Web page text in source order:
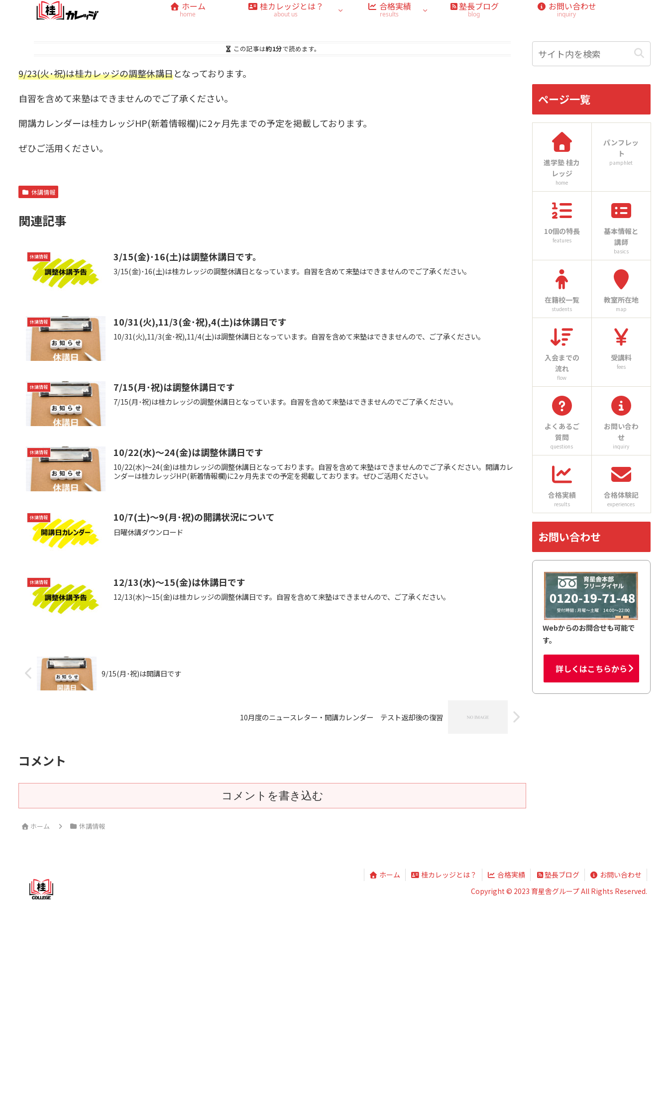
ホーム
home
桂カレッジとは？
about us
合格実績
results
塾長ブログ
blog
お問い合わせ
inquiry
この記事は約1分で読めます。
9/23(火･祝)は桂カレッジの調整休講日となっております。
自習を含めて来塾はできませんのでご了承ください。
開講カレンダーは桂カレッジHP(新着情報欄)に2ヶ月先までの予定を掲載しております。
ぜひご活用ください。
休講情報
関連記事
休講情報 3/15(金)･16(土)は調整休講日です。
3/15(金)･16(土)は桂カレッジの調整休講日となっています。自習を含めて来塾はできませんのでご了承ください。
休講情報 10/31(火),11/3(金･祝),4(土)は休講日です
10/31(火),11/3(金･祝),11/4(土)は調整休講日となっています。自習を含めて来塾はできませんので、ご了承ください。
休講情報 7/15(月･祝)は調整休講日です
7/15(月･祝)は桂カレッジの調整休講日となっています。自習を含めて来塾はできませんのでご了承ください。
休講情報 10/22(水)～24(金)は調整休講日です
10/22(水)～24(金)は桂カレッジの調整休講日となっております。自習を含めて来塾はできませんのでご了承ください。開講カレ
ンダーは桂カレッジHP(新着情報欄)に2ヶ月先までの予定を掲載しております。ぜひご活用ください。
休講情報 10/7(土)～9(月･祝)の開講状況について
日曜休講ダウンロード
休講情報 12/13(水)～15(金)は休講日です
12/13(水)～15(金)は桂カレッジの調整休講日です。自習を含めて来塾はできませんので、ご了承ください。
9/15(月･祝)は開講日です
10月度のニュースレター・開講カレンダー テスト返却後の復習
コメント
コメントを書き込む
ホーム 休講情報
ページ一覧
進学塾 桂カ
レッジ
home
パンフレッ
ト
pamphlet
10個の特長
features
基本情報と
講師
basics
在籍校一覧
students
教室所在地
map
入会までの
流れ
flow
受講料
fees
よくあるご
質問
questions
お問い合わ
せ
inquiry
合格実績
results
合格体験記
experiences
お問い合わせ
Webからのお問合せも可能で
す。
詳しくはこちらから
ホーム 桂カレッジとは？ 合格実績 塾長ブログ
お問い合わせ
Copyright © 2023 育星舎グループ All Rights Reserved.